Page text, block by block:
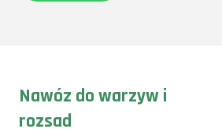
Nawóz do warzyw i
rozsad